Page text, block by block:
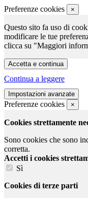
Preferenze cookies ×
Questo sito fa uso di
modificare le tue
clicca su "Maggiori
Continua a leggere
Preferenze cookies ×
Cookies strettamente
Sono cookies che sono
corretta.
Accetti i cookies
Sì
Cookies di terze parti